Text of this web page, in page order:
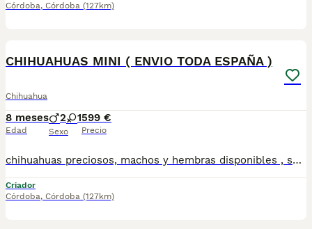
Córdoba, Córdoba (127km)
CHIHUAHUAS MINI ( ENVIO TODA ESPAÑA )
Chihuahua
8 meses
Edad
2 1
Sexo
599 €
Precio
chihuahuas preciosos, machos y hembras disponibles , se entregan con todo al dia respecto a documentación y condiciones sanitarias , tanto así que hacemos entregas totalmente personalizadas y sin un euro por adelantado , obtenerse personas no aptas para tener perros , solo personas responsables. hacemos entregas a toda ESPAÑA . mas info 670864332
Criador
Córdoba, Córdoba (127km)